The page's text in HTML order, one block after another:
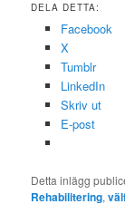
DELA DETTA:
Facebook
X
Tumblr
LinkedIn
Skriv ut
E-post
Detta inlägg
Rehabilitering,